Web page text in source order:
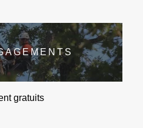
gratuits